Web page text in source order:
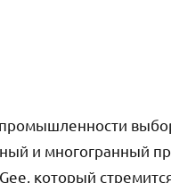
и многогранный
который